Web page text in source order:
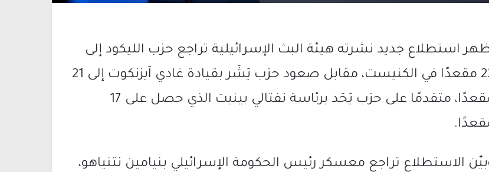
استطلاع جديد نشرته هيئة البث الإسرائيلية تراجع حزب الليكود إلى
مقابل صعود حزب
يَشَربقيادة غادي آيزنكوت
إلى 21
متقدمًا على حزب يَحَد برئاسة نفتالي بينيت
الذي حصل على 17
الاستطلاع تراجع معسكر رئيس الحكومة الإسرائيلي بنيامين نتنياهو،